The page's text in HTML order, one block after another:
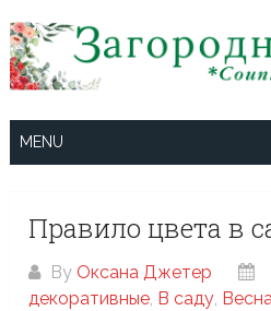
to
content
MENU
Правило цвета в
By Оксана Джетер
декоративные, В саду,